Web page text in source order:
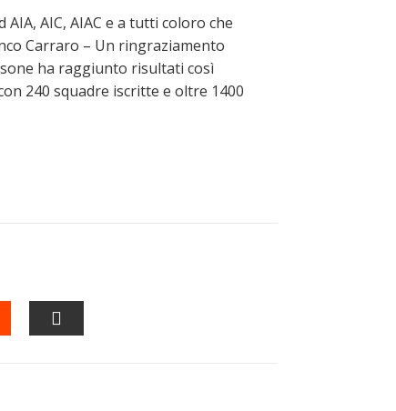
AIC, AIAC e a tutti coloro che
Carraro – Un ringraziamento
ha raggiunto risultati così
240 squadre iscritte e oltre 1400